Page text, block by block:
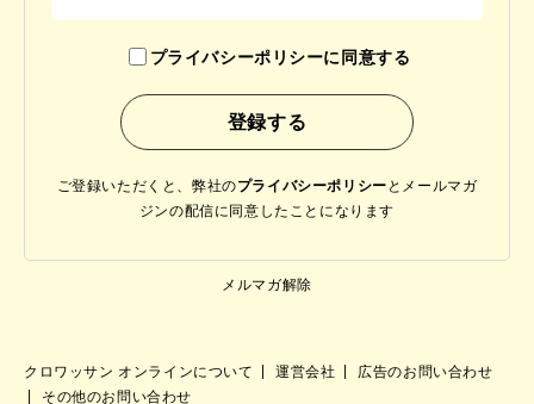
プライバシーポリシーに同意する
ご登録いただくと、弊社のプライバシーポリシー と メールマガ
ジンの配信に同意したことになります
メルマガ解除
クロワッサン オンラインについて 運営会社
広告のお問い合わせ
その他のお問い合わせ